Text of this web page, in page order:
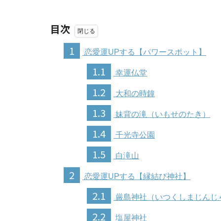
目次
1
恋愛運UPする【パワースポット】
1.1 幸運仏堂
1.2 大和の時鐘
1.3 妹背の滝（いもせのたき）
1.4 千光寺公園
1.5 白滝山
2 恋愛運UPする【縁結び神社】
2.1 厳島神社（いつくしまじんじ
2.2 塩屋神社